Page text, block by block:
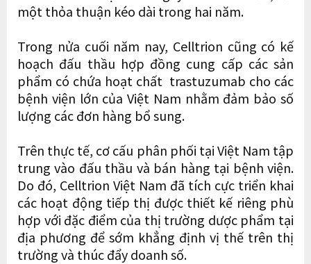
một thỏa thuận kéo dài trong hai năm.
Trong nửa cuối năm nay, Celltrion cũng có kế
hoạch đấu thầu hợp đồng cung cấp các sản
phẩm có chứa hoạt chất trastuzumab cho các
bệnh viện lớn của Việt Nam nhằm đảm bảo số
lượng các đơn hàng bổ sung.
Trên thực tế, cơ cấu phân phối tại Việt Nam tập
trung vào đấu thầu và bán hàng tại bệnh viện.
Do đó, Celltrion Việt Nam đã tích cực triển khai
các hoạt động tiếp thị được thiết kế riêng phù
hợp với đặc điểm của thị trường dược phẩm tại
địa phương để sớm khẳng định vị thế trên thị
trường và thúc đẩy doanh số.